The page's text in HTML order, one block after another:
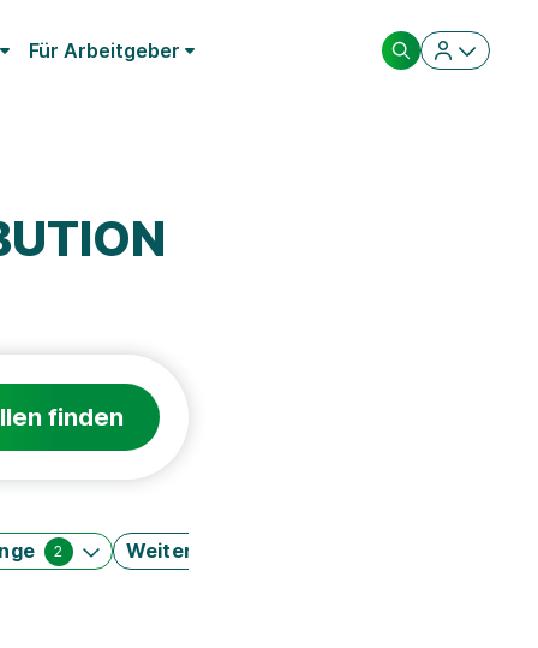
Für Arbeitgeber
finden
2 Weitere Filter